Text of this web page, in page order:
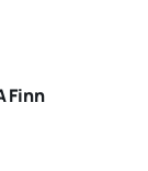
Finn